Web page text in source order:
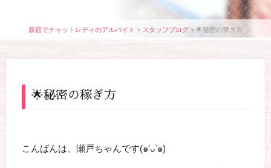
新宿でチャットレディのアルバイト > スタッフブログ > 🌟秘密の稼ぎ方
🌟秘密の稼ぎ方
こんばんは、瀬戸ちゃんです(๑′ᴗ‵๑)